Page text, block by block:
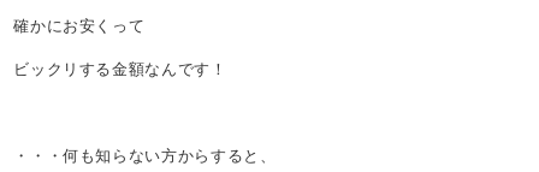
確かにお安くって
ビックリする金額なんです！
・・・何も知らない方からすると、